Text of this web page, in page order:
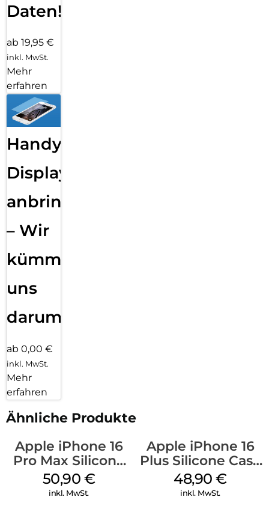
Daten!
ab 19,95 €
inkl. MwSt.
Mehr
erfahren
Handy
Displayfolie
anbringen
– Wir
kümmern
uns
darum!
ab 0,00 €
inkl. MwSt.
Mehr
erfahren
Ähnliche Produkte
Apple iPhone 16
Pro Max Silicone
Case MagSafe
Denim
50,90 €
inkl. MwSt.
Apple iPhone 16
Plus Silicone Case
MagSafe Denim
48,90€
inkl. MwSt.